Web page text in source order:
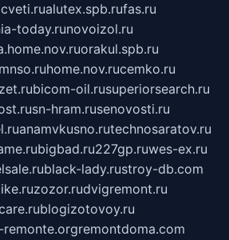
alutex.spb.rufas.ru
today.runovoizol.ru
orakul.spb.ru
mnso.ruhome.nov.rucemko.ru
bicom-oil.rusuperiorsearch.ru
sn-hram.rusenovosti.ru
anamvkusno.rutechnosaratov.ru
bigbad.ru227gp.ruwes-ex.ru
black-lady.rustroy-db.com
zozor.rudvigremont.ru
blogizotovoy.ru
remonte.orgremontdoma.com